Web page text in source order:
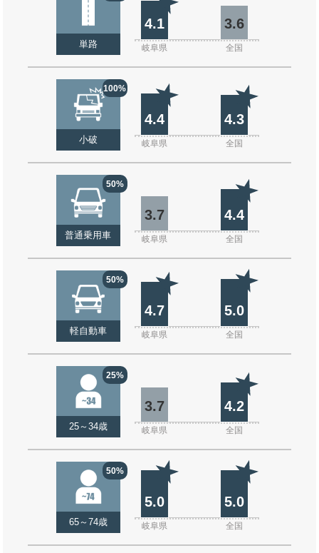
単路
4.1 3.6
岐阜県 全国
100%
小破
4.4 4.3
岐阜県 全国
50%
普通乗用車
3.7 4.4
岐阜県 全国
50%
軽自動車
4.7 5.0
岐阜県 全国
25%
25～34歳
3.7 4.2
岐阜県 全国
50%
65～74歳
5.0 5.0
岐阜県 全国